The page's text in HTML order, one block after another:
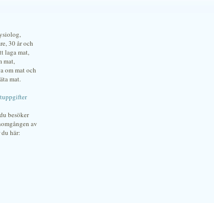
30 år och
laga mat,
mat,
om mat och
mat.
besöker
av
du här: